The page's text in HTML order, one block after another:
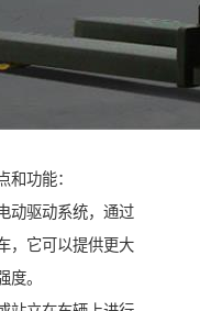
和功能：
动驱动系统，通过
，它可以提供更大
度。